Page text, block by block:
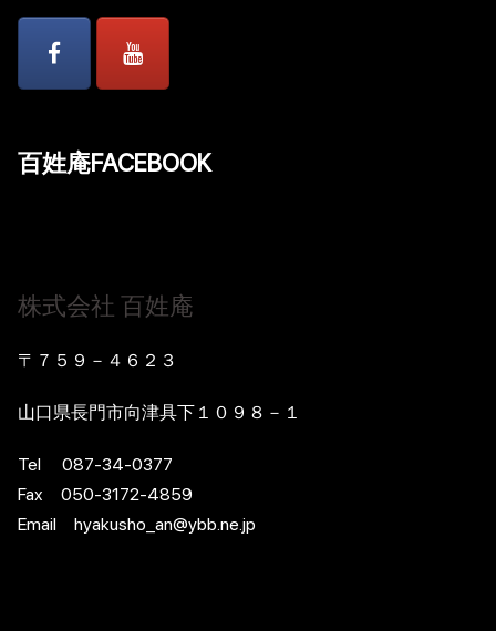
百姓庵FACEBOOK
株式会社 百姓庵
〒７５９－４６２３
山口県長門市向津具下１０９８－１
Tel 087-34-0377
Fax 050-3172-4859
Email hyakusho_an@ybb.ne.jp